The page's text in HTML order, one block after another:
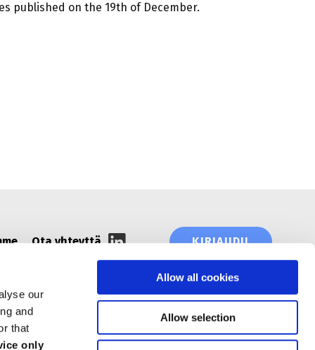
our
and
that
only
Allow all cookies
Allow selection
published on the 19th of December.
Ota yhteyttä KIRJAUDU